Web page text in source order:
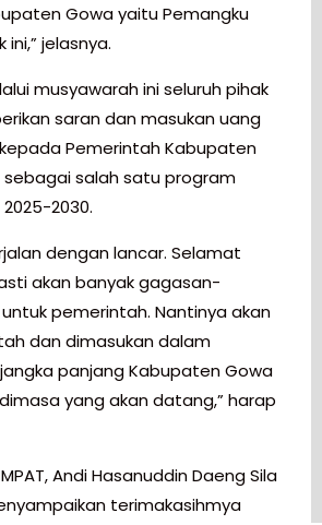
Gowa yaitu Pemangku
jelasnya.
musyawarah ini seluruh pihak
saran dan masukan uang
Pemerintah Kabupaten
sebagai salah satu program
2030.
dengan lancar. Selamat
akan banyak gagasan-
pemerintah. Nantinya akan
dan dimasukan dalam
panjang Kabupaten Gowa
yang akan datang,” harap
Andi Hasanuddin Daeng Sila
terimakasihmya